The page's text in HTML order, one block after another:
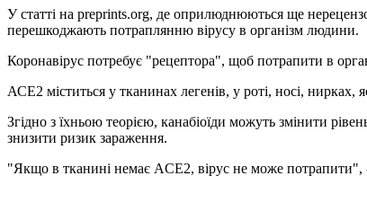
У статті на preprints.org, де оприлюднюються ще
перешкоджають потраплянню вірусу в організм людини.
Коронавірус потребує "рецептора", щоб потрапити в
АСЕ2 міститься у тканинах легенів, у роті, носі, нирках,
Згідно з їхньою теорією, канабіоїди можуть змінити
знизити ризик зараження.
"Якщо в тканині немає ACE2, вірус не може потрапити",